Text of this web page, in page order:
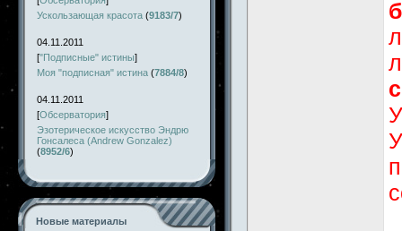
Ускользающая красота (9183/7)
04.11.2011
["Подписные" истины]
Моя "подписная" истина (7884/8)
04.11.2011
[Обсерватория]
Эзотерическое искусство Эндрю
Гонсалеса (Andrew Gonzalez)
(8952/6)
Новые материалы